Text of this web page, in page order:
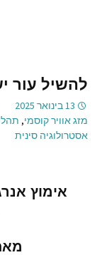
להשיל עור
13 בינואר 2025
מזג אוויר קוסמי,
אסטרולוגיה סינית
אימוץ